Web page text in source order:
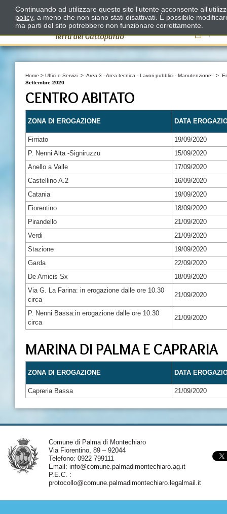
Il
Home > Uffici e Servizi > Area 3 - Area tecnica - Lavori pubblici - Manutenzione- >
Settembre 2020
CENTRO ABITATO
ZONA DI EROGAZIONE DATA
Firriato
19/09/2020
P. Nenni Alta -Signiruzzu
15/09/2020
Anello a Valle
17/09/2020
Castellino A.2
16/09/2020
Catania
19/09/2020
Fiorentino
18/09/2020
Pirandello
21/09/2020
Verdi
21/09/2020
Stazione
19/09/2020
Garda
22/09/2020
De Amicis Sx
18/09/2020
Via G. La Farina: in erogazione dalle ore 10.30
circa
21/09/2020
P. Nenni Bassa:in erogazione dalle ore 10.30
circa
21/09/2020
MARINA DI PALMA E CAPRARIA
ZONA DI EROGAZIONE DATA
Capreria Bassa 21/09/2020
Comune di Palma di Montechiaro
Via Fiorentino, 89 – 92044
Telefono: 0922 799111
Email: info@comune.palmadimontechiaro.ag.it
P.E.C. :
protocollo@comune.palmadimontechiaro.legalmail.it
Continuando ad utilizzare questo sito l'utente acconsente
policy, a meno che non siano stati disattivati. È possibile
ma parti del sito potrebbero non funzionare correttamente.